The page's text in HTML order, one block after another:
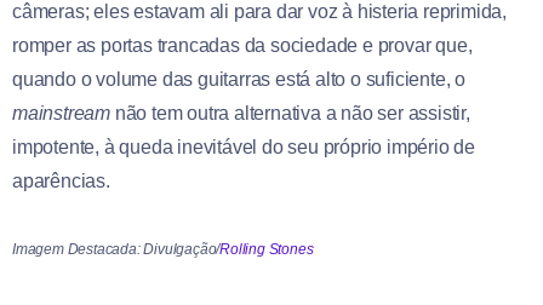
câmeras; eles estavam ali para dar voz à histeria reprimida,
romper as portas trancadas da sociedade e provar que,
quando o volume das guitarras está alto o suficiente, o
mainstream não tem outra alternativa a não ser assistir,
impotente, à queda inevitável do seu próprio império de
aparências.
Imagem Destacada: Divulgação/Rolling Stones